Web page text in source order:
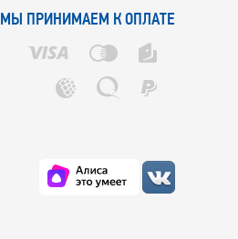
МЫ ПРИНИМАЕМ К ОПЛАТЕ